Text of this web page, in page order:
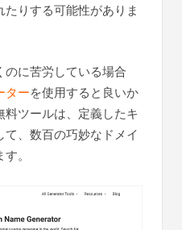
りする可能性がありま
のに苦労している場合
ターを使用すると良いか
料ツールは、定義したキ
、数百の巧妙なドメイ
。